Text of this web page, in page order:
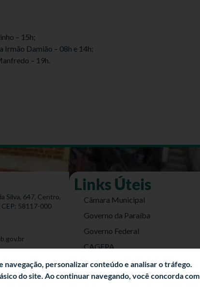
– 15h;
Irmão Damião – 08h e 14h;
– 19h.
Silva, 647, Centro,
CEP: 58117-000
Links Úteis
Câmara Municipal
Governo da Paraíba
Governo Federal
CAGEPA
DETRAN
Energisa
personalizar conteúdo e analisar o tráfego.
do site. Ao continuar navegando, você concorda com